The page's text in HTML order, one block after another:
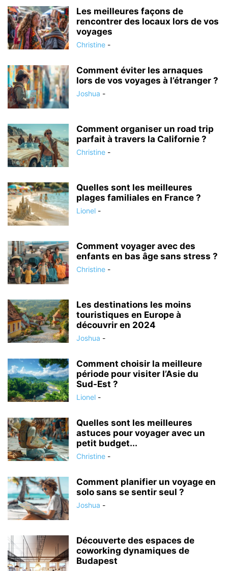
Les meilleures façons de
rencontrer des locaux lors de vos
voyages
Christine -
Comment éviter les arnaques
lors de vos voyages à l’étranger ?
Joshua -
Comment organiser un road trip
parfait à travers la Californie ?
Christine -
Quelles sont les meilleures
plages familiales en France ?
Lionel -
Comment voyager avec des
enfants en bas âge sans stress ?
Christine -
Les destinations les moins
touristiques en Europe à
découvrir en 2024
Joshua -
Comment choisir la meilleure
période pour visiter l’Asie du
Sud-Est ?
Lionel -
Quelles sont les meilleures
astuces pour voyager avec un
petit budget...
Christine -
Comment planifier un voyage en
solo sans se sentir seul ?
Joshua -
Découverte des espaces de
coworking dynamiques de
Budapest